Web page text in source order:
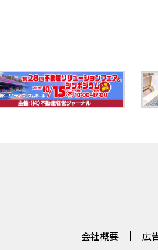
会社概要 広